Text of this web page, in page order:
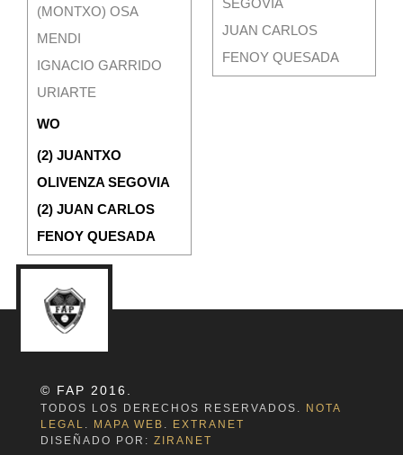
SEGOVIA
JUAN CARLOS
FENOY QUESADA
(MONTXO) OSA
MENDI
IGNACIO GARRIDO
URIARTE
WO
(2) JUANTXO
OLIVENZA SEGOVIA
(2) JUAN CARLOS
FENOY QUESADA
© FAP 2016.
TODOS LOS DERECHOS RESERVADOS.
NOTA
LEGAL . MAPA WEB .
EXTRANET
DISEÑADO POR: ZIRANET